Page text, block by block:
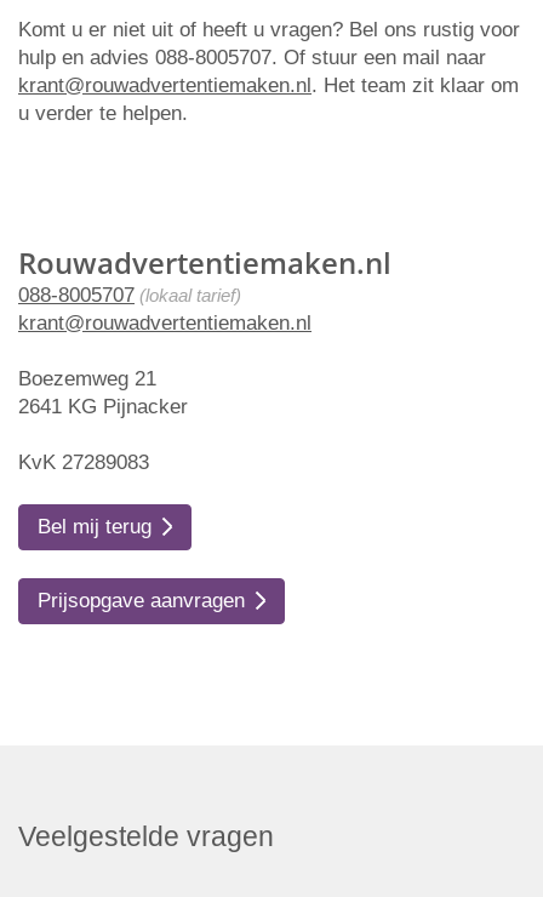
Rouwadvertentiemaken.nl
088-8005707 (lokaal tarief)
krant@rouwadvertentiemaken.nl
Boezemweg 21
2641 KG Pijnacker
KvK 27289083
Bel mij terug
Prijsopgave aanvragen
Komt u er niet uit of heeft u vragen? Bel ons rustig voor
hulp en advies 088-8005707. Of stuur een mail naar
krant@rouwadvertentiemaken.nl. Het team zit klaar om
u verder te helpen.
Veelgestelde vragen